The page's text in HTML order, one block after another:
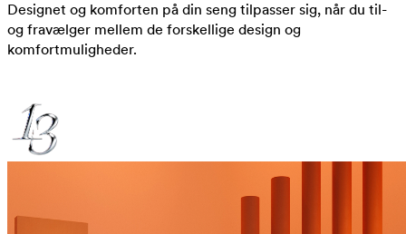
Designet og komforten på din seng tilpasser sig, når du til-
og fravælger mellem de forskellige design og
komfortmuligheder.